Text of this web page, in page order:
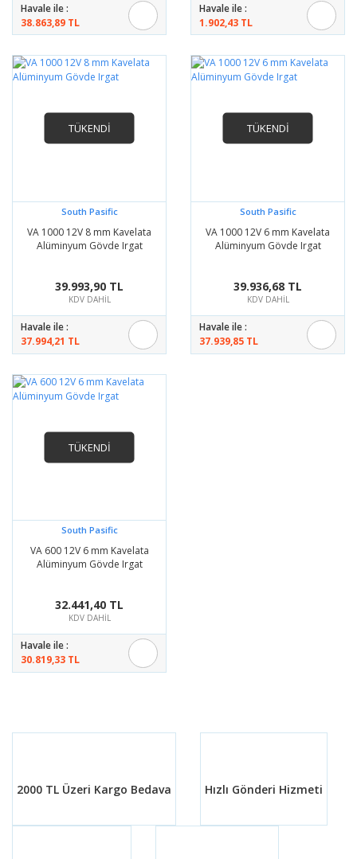
Havale ile :
38.863,89 TL
Havale ile :
1.902,43 TL
TÜKENDİ
South Pasific
VA 1000 12V 8 mm Kavelata
Alüminyum Gövde Irgat
39.993,90 TL
KDV DAHİL
Havale ile :
37.994,21 TL
TÜKENDİ
South Pasific
VA 1000 12V 6 mm Kavelata
Alüminyum Gövde Irgat
39.936,68 TL
KDV DAHİL
Havale ile :
37.939,85 TL
TÜKENDİ
South Pasific
VA 600 12V 6 mm Kavelata
Alüminyum Gövde Irgat
32.441,40 TL
KDV DAHİL
Havale ile :
30.819,33 TL
2000 TL Üzeri Kargo Bedava Hızlı Gönderi Hizmeti